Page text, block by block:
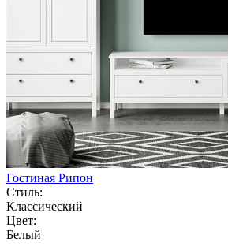
Гостиная Рипон
Стиль:
Классический
Цвет:
Белый